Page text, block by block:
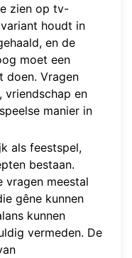
zien op tv-
houdt in
en de
moet een
doen. Vragen
vriendschap en
manier in
als feestspel,
bestaan.
vragen meestal
gêne kunnen
kunnen
vermeden. De